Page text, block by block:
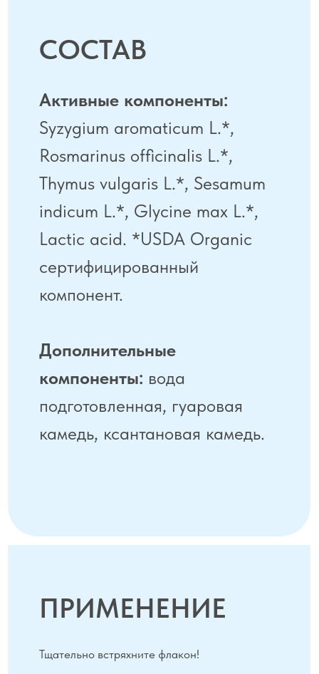
Противопоказания: беременность
и лактация, индивидуальная
Препарат усиливает действие антибиотиков!
Перед применением проконсультируйтесь
с врачом.